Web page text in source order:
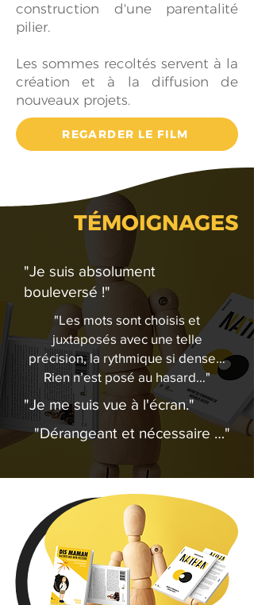
construction d'une parentalité
pilier.
Les sommes recoltés servent à la
création et à la diffusion de
nouveaux projets.
REGARDER LE FILM
TÉMOIGNAGES
"Je suis absolument
bouleversé !"
"Les mots sont choisis et
juxtaposés avec une telle
précision, la rythmique si dense…
Rien n’est posé au hasard…"
"Je me suis vue à l'écran."
"Dérangeant et nécessaire …"